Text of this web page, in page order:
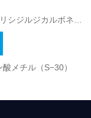
シジルジカルボネー
メチル（S−30）